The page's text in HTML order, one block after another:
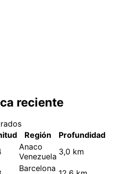
reciente
Región
Profundidad
Anaco
Venezuela 3,0 km
Barcelona